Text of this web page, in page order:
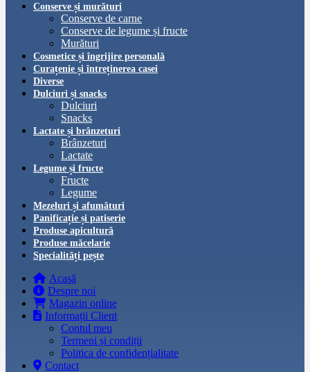
Conserve și murături
Conserve de carne
Conserve de legume și fructe
Murături
Cosmetice și îngrijire personală
Curațenie și întreținerea casei
Diverse
Dulciuri și snacks
Dulciuri
Snacks
Lactate și brânzeturi
Brânzeturi
Lactate
Legume și fructe
Fructe
Legume
Mezeluri și afumături
Panificație și patiserie
Produse apicultură
Produse măcelarie
Specialități pește
Acasă
Despre noi
Magazin online
Informații Client
Contul meu
Termeni și condiții
Politica de confidențialitate
Contact